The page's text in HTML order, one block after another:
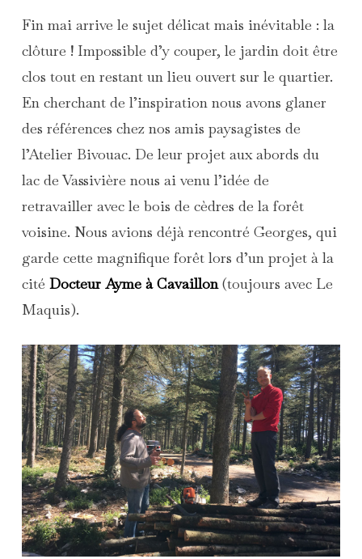
Fin mai arrive le sujet délicat mais inévitable : la
clôture ! Impossible d’y couper, le jardin doit être
clos tout en restant un lieu ouvert sur le quartier.
En cherchant de l’inspiration nous avons glaner
des références chez nos amis paysagistes de
l’Atelier Bivouac. De leur projet aux abords du
lac de Vassivière nous ai venu l’idée de
retravailler avec le bois de cèdres de la forêt
voisine. Nous avions déjà rencontré Georges, qui
garde cette magnifique forêt lors d’un projet à la
cité Docteur Ayme à Cavaillon(toujours avec Le
Maquis).